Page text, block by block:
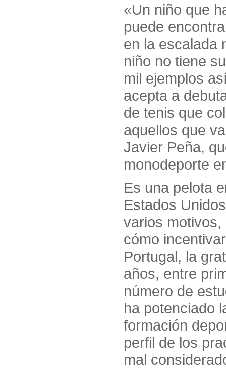
«Un niño que
puede
en la escalada
niño no tiene
mil ejemplos
acepta a
de tenis que
aquellos que
Javier Peña,
monodeporte
Es una pelota
Estados
varios
cómo
Portugal, la
años, entre
número de
ha potenciado
formación
perfil de los
mal